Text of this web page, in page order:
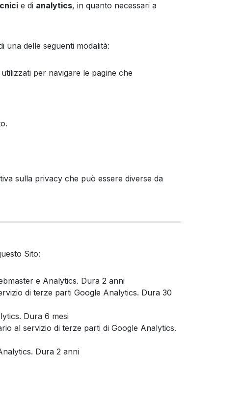
e di analytics, in quanto necessari a
una delle seguenti modalità:
per navigare le pagine che
sulla privacy che può essere diverse da
Sito:
e Analytics. Dura 2 anni
di terze parti Google Analytics. Dura 30
Dura 6 mesi
al servizio di terze parti di Google Analytics.
Dura 2 anni